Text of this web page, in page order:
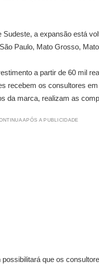
a expansão está
Paulo, Mato Grosso,
a partir de 60 mil
recebem os consultores
da marca, realizam as
APÓS A PUBLICIDADE
que os